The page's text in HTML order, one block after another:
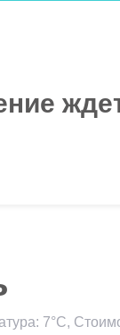
7°C,